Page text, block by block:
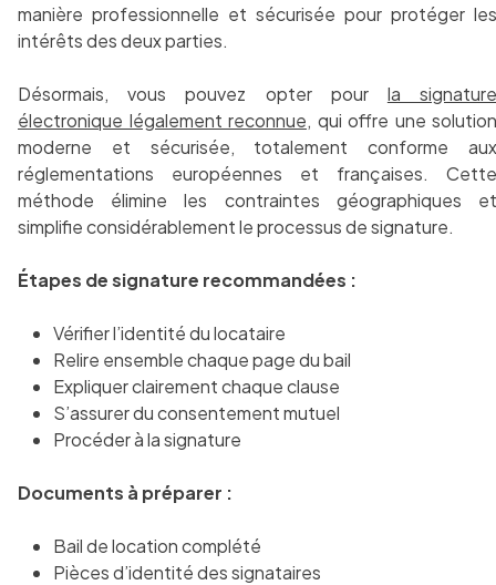
manière professionnelle et sécurisée pour protéger les
intérêts des deux parties.
Désormais, vous pouvez opter pour la
électronique légalement reconnue, qui offre une solution
moderne et sécurisée, totalement conforme aux
réglementations européennes et françaises. Cette
méthode élimine les contraintes géographiques et
simplifie considérablement le processus de signature.
Étapes de signature recommandées :
Vérifier l’identité du locataire
Relire ensemble chaque page du bail
Expliquer clairement chaque clause
S’assurer du consentement mutuel
Procéder à la signature
Documents à préparer :
Bail de location complété
Pièces d’identité des signataires